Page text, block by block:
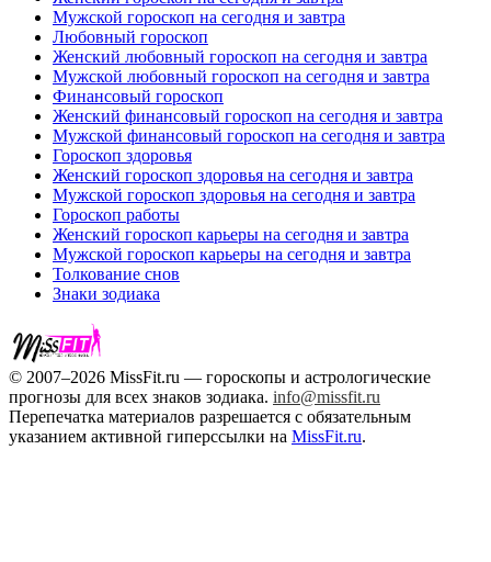
Мужской гороскоп на сегодня и завтра
Любовный гороскоп
Женский любовный гороскоп на сегодня и завтра
Мужской любовный гороскоп на сегодня и завтра
Финансовый гороскоп
Женский финансовый гороскоп на сегодня и завтра
Мужской финансовый гороскоп на сегодня и завтра
Гороскоп здоровья
Женский гороскоп здоровья на сегодня и завтра
Мужской гороскоп здоровья на сегодня и завтра
Гороскоп работы
Женский гороскоп карьеры на сегодня и завтра
Мужской гороскоп карьеры на сегодня и завтра
Толкование снов
Знаки зодиака
© 2007–2026 MissFit.ru — гороскопы и астрологические
прогнозы для всех знаков зодиака. info@missfit.ru
Перепечатка материалов разрешается с обязательным
указанием активной гиперссылки на MissFit.ru.